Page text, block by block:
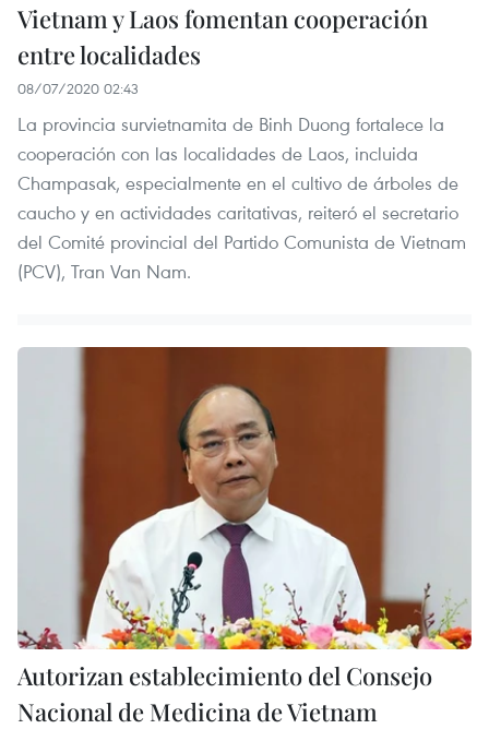
Vietnam y Laos fomentan cooperación
entre localidades
08/07/2020 02:43
La provincia survietnamita de Binh Duong fortalece la
cooperación con las localidades de Laos, incluida
Champasak, especialmente en el cultivo de árboles de
caucho y en actividades caritativas, reiteró el secretario
del Comité provincial del Partido Comunista de Vietnam
(PCV), Tran Van Nam.
Autorizan establecimiento del Consejo
Nacional de Medicina de Vietnam